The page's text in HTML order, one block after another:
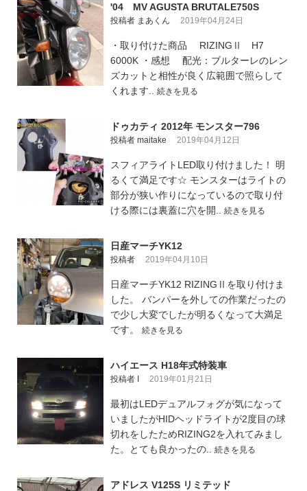
'04 MV AGUSTA BRUTALE750S
投稿者 まあくん 2019年04月24日
・取り付けた商品 RIZINGⅡ H7
6000K ・感想 配光：ブルターレのレン
ズカットと相性が良く広範囲で照らして
くれます.. 続きを見る
ドゥカティ 2012年 モンスター796
投稿者 maitake 2019年04月12日
スフィアライトLED取り付けました！ 明
るくて満足です☆ モンスターはライトの
部分が狭い作りになっているので取り付
ける際には裏蓋に穴を開.. 続きを見る
日産マーチYK12
投稿者 2019年04月10日
日産マーチYK12 RIZINGⅡを取り付けま
した。 バンパーを外しての作業だったの
で少し大変でしたが明るくなって大満足
です。 続きを見る
ハイエース H18年式特装車
投稿者 I 2019年01月21日
最初はLEDデュアルフォグが気になって
いましたがHIDヘッドライトが2度目の球
切れをしたためRIZING2を入れてみまし
た。とても良かったの.. 続きを見る
アドレス V125S リミテッド